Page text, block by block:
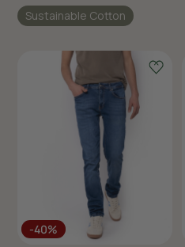
Sustainable Cotton
-40%